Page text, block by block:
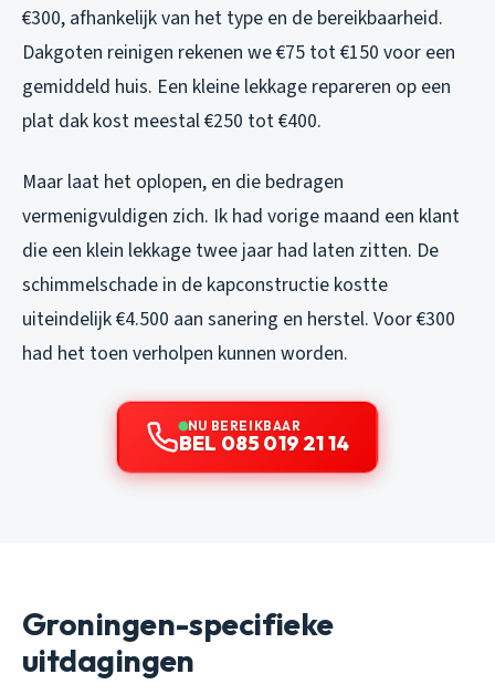
€300, afhankelijk van het type en de bereikbaarheid.
Dakgoten reinigen rekenen we €75 tot €150 voor een
gemiddeld huis. Een kleine lekkage repareren op een
plat dak kost meestal €250 tot €400.
Maar laat het oplopen, en die bedragen
vermenigvuldigen zich. Ik had vorige maand een klant
die een klein lekkage twee jaar had laten zitten. De
schimmelschade in de kapconstructie kostte
uiteindelijk €4.500 aan sanering en herstel. Voor €300
had het toen verholpen kunnen worden.
NU BEREIKBAAR
BEL 085 019 21 14
Groningen-specifieke
uitdagingen